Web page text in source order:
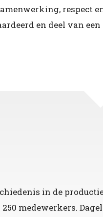
respect
en deel van
in de
medewerkers.